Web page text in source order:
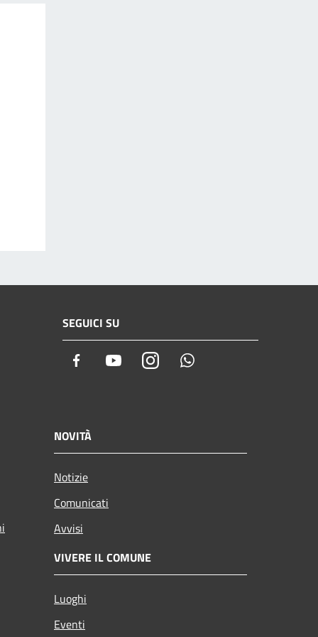
SEGUICI SU
Facebook YoutubeInstagram
NOVITÀ
Notizie
Comunicati
Avvisi
VIVERE IL COMUNE
Luoghi
Eventi